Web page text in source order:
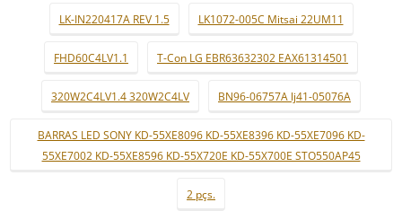
LK-IN220417A REV 1.5 LK1072-005C Mitsai 22UM11
FHD60C4LV1.1 T-Con LG EBR63632302 EAX61314501
320W2C4LV1.4 320W2C4LV BN96-06757A lj41-05076A
BARRAS LED SONY KD-55XE8096 KD-55XE8396 KD-55XE7096 KD-
55XE7002 KD-55XE8596 KD-55X720E KD-55X700E STO550AP45
2 pçs.